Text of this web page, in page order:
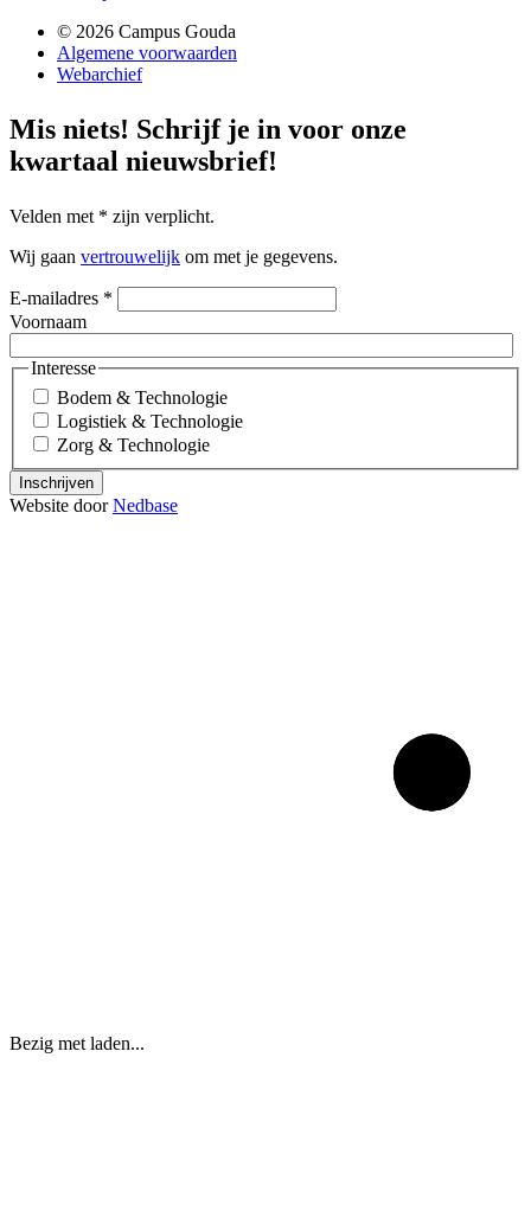
© 2026 Campus Gouda
Algemene voorwaarden
Webarchief
Mis niets! Schrijf je in voor onze
kwartaal nieuwsbrief!
Velden met * zijn verplicht.
Wij gaan vertrouwelijk om met je gegevens.
E-mailadres *
Voornaam
Interesse
Bodem & Technologie
Logistiek & Technologie
Zorg & Technologie
Inschrijven
Website doorNedbase
Bezig met laden...